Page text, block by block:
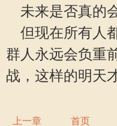
未来是否真的
但现在所有人
群人永远会负重
战，这样的明天
上一章 首页